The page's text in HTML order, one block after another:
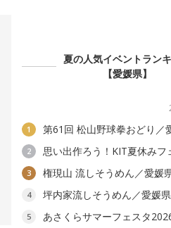
夏の人気イベントラン
【愛媛県】
1 第61回 松山野球拳おどり／
2 思い出作ろう！KIT夏休みフ
3 権現山 流しそうめん／愛媛
4 坪内家流しそうめん／愛媛県
5
あさくらサマーフェスタ